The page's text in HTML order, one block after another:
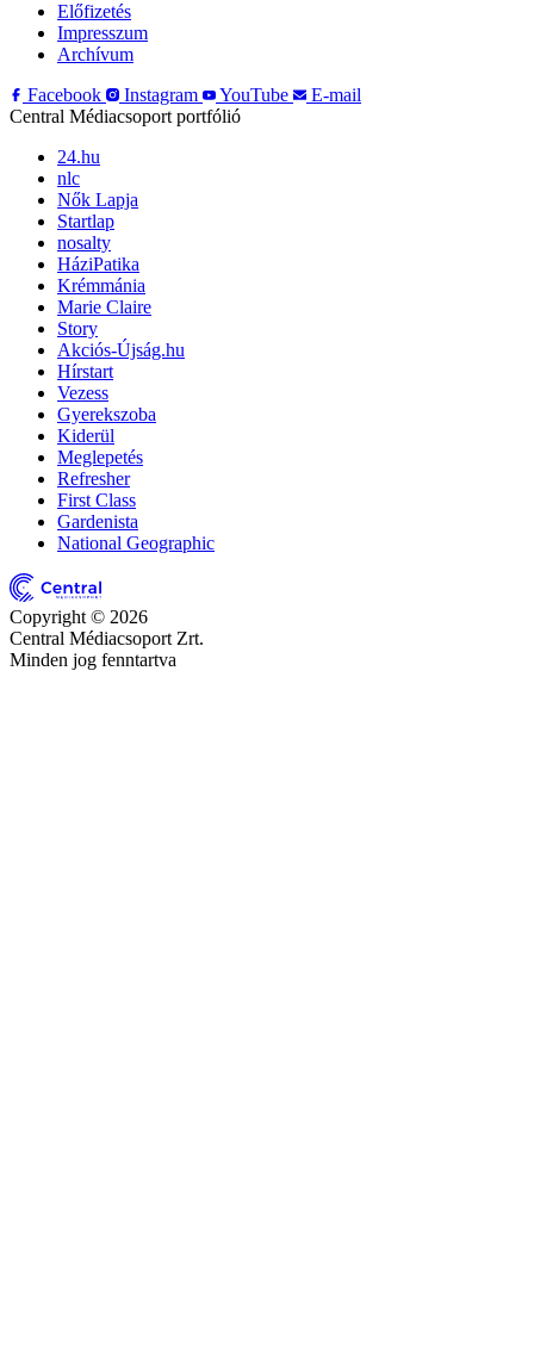
Előfizetés
Impresszum
Archívum
Facebook
Instagram YouTube
E-mail
Central Médiacsoport portfólió
24.hu
nlc
Nők Lapja
Startlap
nosalty
HáziPatika
Krémmánia
Marie Claire
Story
Akciós-Újság.hu
Hírstart
Vezess
Gyerekszoba
Kiderül
Meglepetés
Refresher
First Class
Gardenista
National Geographic
Copyright © 2026
Central Médiacsoport Zrt.
Minden jog fenntartva